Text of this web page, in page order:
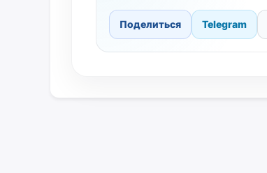
Поделиться Telegram